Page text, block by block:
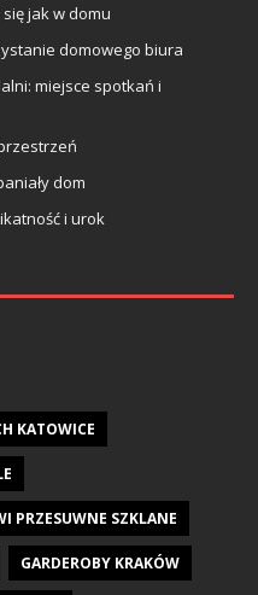
jak w domu
domowego biura
miejsce spotkań i
dom
i urok
KATOWICE
PRZESUWNE SZKLANE
GARDEROBY KRAKÓW